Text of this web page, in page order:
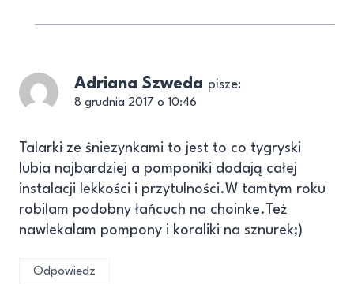
Adriana Szweda pisze:
8 grudnia 2017 o 10:46
Talarki ze śniezynkami to jest to co tygryski
lubia najbardziej a pomponiki dodają całej
instalacji lekkości i przytulności.W tamtym roku
robilam podobny łańcuch na choinke.Też
nawlekalam pompony i koraliki na sznurek;)
Odpowiedz